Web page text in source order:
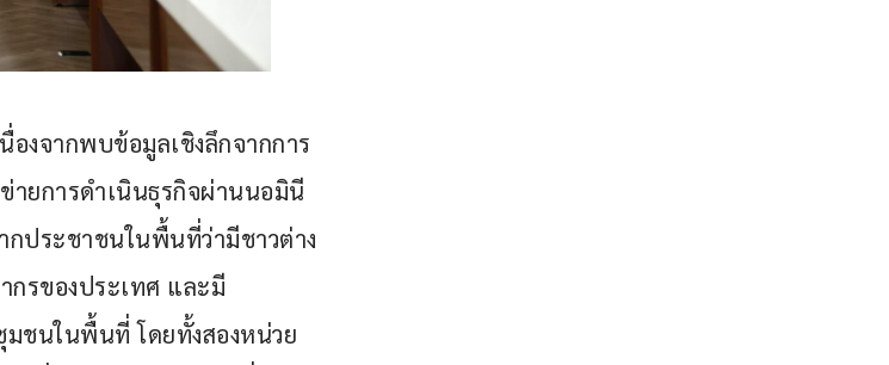
งจากพบข้อมูลเชิงลึกจากการ
ายการดำเนินธุรกิจผ่านนอมินี
ประชาชนในพื้นที่ว่ามีชาวต่าง
กรของประเทศ และมี
มชนในพื้นที่ โดยทั้งสองหน่วย